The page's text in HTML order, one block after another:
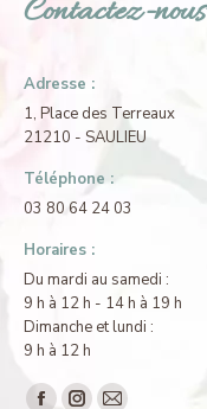
Contactez-nous
Adresse :
1, Place des Terreaux
21210 - SAULIEU
Téléphone :
03 80 64 24 03
Horaires :
Du mardi au samedi :
9 h à 12 h - 14 h à 19 h
Dimanche et lundi :
9 h à 12 h
Trouvez nous sur :